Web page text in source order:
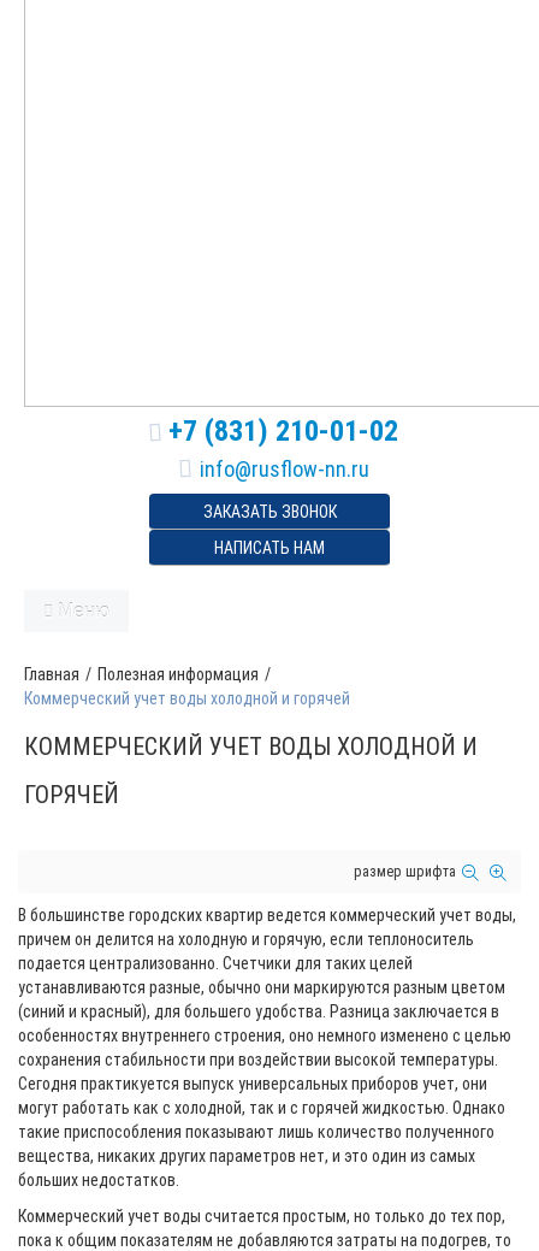
+7 (831) 210-01-02
ЗАКАЗАТЬ ЗВОНОК
НАПИСАТЬ НАМ
Меню
Главная / Полезная информация /
Коммерческий учет воды холодной и горячей
КОММЕРЧЕСКИЙ УЧЕТ ВОДЫ ХОЛОДНОЙ И
ГОРЯЧЕЙ
размер шрифта
В большинстве городских квартир ведется коммерческий учет воды,
причем он делится на холодную и горячую, если теплоноситель
подается централизованно. Счетчики для таких целей
устанавливаются разные, обычно они маркируются разным цветом
(синий и красный), для большего удобства. Разница заключается в
особенностях внутреннего строения, оно немного изменено с целью
сохранения стабильности при воздействии высокой температуры.
Сегодня практикуется выпуск универсальных приборов учет, они
могут работать как с холодной, так и с горячей жидкостью. Однако
такие приспособления показывают лишь количество полученного
вещества, никаких других параметров нет, и это один из самых
больших недостатков.
Коммерческий учет воды считается простым, но только до тех пор,
пока к общим показателям не добавляются затраты на подогрев, то